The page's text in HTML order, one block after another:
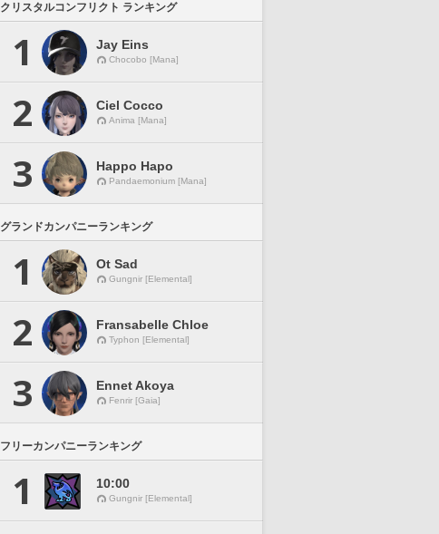
クリスタルコンフリクト ランキング
1 Jay Eins
Chocobo [Mana]
2 Ciel Cocco
Anima [Mana]
3 Happo Hapo
Pandaemonium [Mana]
グランドカンパニーランキング
1 Ot Sad
Gungnir [Elemental]
2 Fransabelle Chloe
Typhon [Elemental]
3 Ennet Akoya
Fenrir [Gaia]
フリーカンパニーランキング
1 10:00
Gungnir [Elemental]